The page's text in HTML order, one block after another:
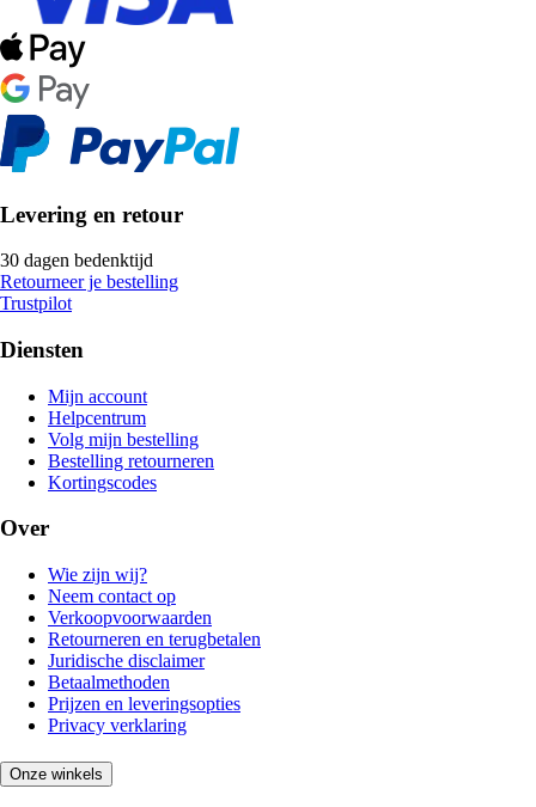
Levering en retour
30 dagen bedenktijd
Retourneer je bestelling
Trustpilot
Diensten
Mijn account
Helpcentrum
Volg mijn bestelling
Bestelling retourneren
Kortingscodes
Over
Wie zijn wij?
Neem contact op
Verkoopvoorwaarden
Retourneren en terugbetalen
Juridische disclaimer
Betaalmethoden
Prijzen en leveringsopties
Privacy verklaring
Onze winkels